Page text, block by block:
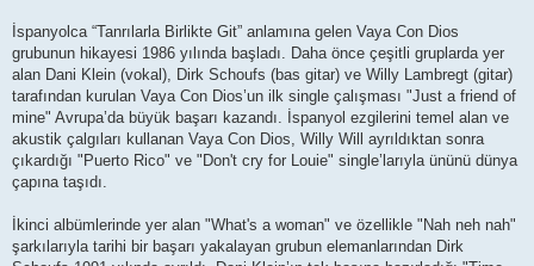
İspanyolca “Tanrılarla Birlikte Git” anlamına gelen Vaya Con Dios
grubunun hikayesi 1986 yılında başladı. Daha önce çeşitli gruplarda yer
alan Dani Klein (vokal), Dirk Schoufs (bas gitar) ve Willy Lambregt (gitar)
tarafından kurulan Vaya Con Dios’un ilk single çalışması "Just a friend of
mine" Avrupa’da büyük başarı kazandı. İspanyol ezgilerini temel alan ve
akustik çalgıları kullanan Vaya Con Dios, Willy Will ayrıldıktan sonra
çıkardığı "Puerto Rico" ve "Don't cry for Louie" single’larıyla ününü dünya
çapına taşıdı.
İkinci albümlerinde yer alan "What's a woman" ve özellikle "Nah neh nah"
şarkılarıyla tarihi bir başarı yakalayan grubun elemanlarından Dirk